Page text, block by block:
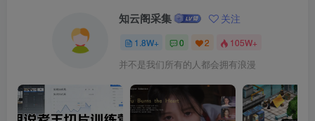
知云阁采集 关注
1.8W+ 0 2 105W+
并不是我们所有的人都会拥有浪漫